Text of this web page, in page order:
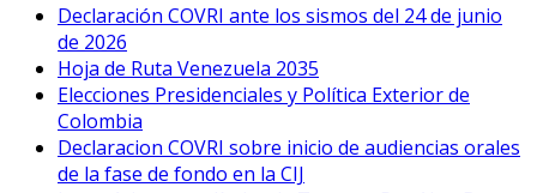
Declaración COVRI ante los sismos del 24 de junio
de 2026
Hoja de Ruta Venezuela 2035
Elecciones Presidenciales y Política Exterior de
Colombia
Declaracion COVRI sobre inicio de audiencias orales
de la fase de fondo en la CIJ